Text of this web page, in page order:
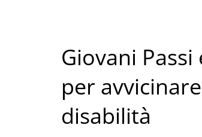
Giovani
per
disabilità